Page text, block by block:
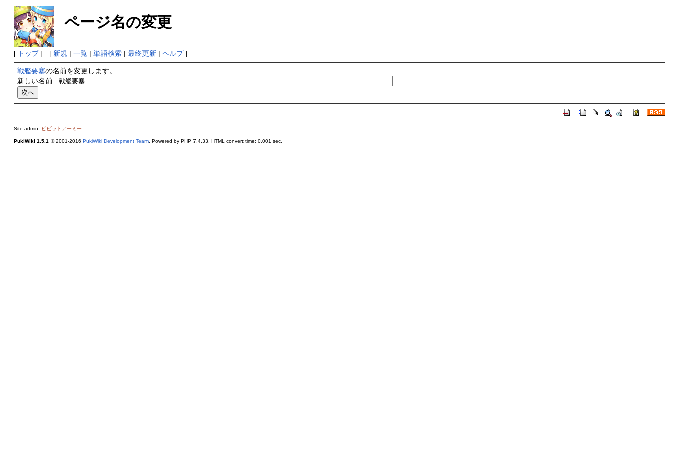
ページ名の変更
[ トップ] [ 新規 | 一覧| 単語検索| 最終更新| ヘルプ]
戦艦要塞の名前を変更します。
新しい名前:
Site admin: ビビットアーミー
PukiWiki 1.5.1 © 2001-2016 PukiWiki Development Team. Powered by PHP 7.4.33. HTML convert time: 0.001 sec.